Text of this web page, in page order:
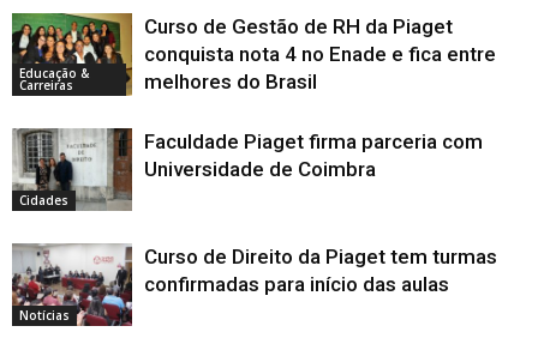
Educação &
Carreiras
Curso de Gestão de RH da Piaget
conquista nota 4 no Enade e fica entre
melhores do Brasil
Cidades
Faculdade Piaget firma parceria com
Universidade de Coimbra
Notícias
Curso de Direito da Piaget tem turmas
confirmadas para início das aulas